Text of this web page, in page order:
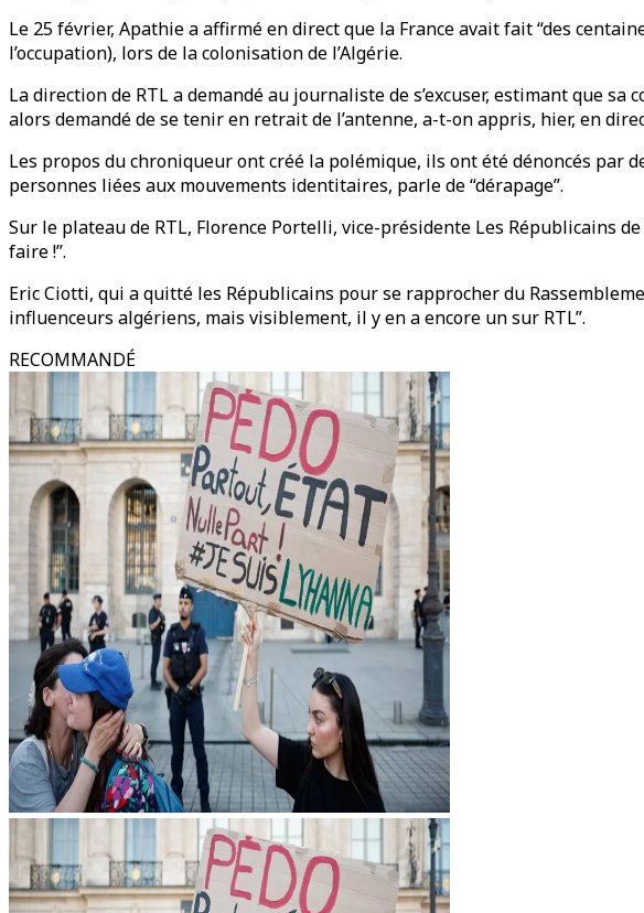
Le 25 février, Apathie a affirmé en direct que la France avait fait “des
l’occupation), lors de la colonisation de l’Algérie.
La direction de RTL a demandé au journaliste de s’excuser, estimant que
alors demandé de se tenir en retrait de l’antenne, a-t-on appris, hier, en
Les propos du chroniqueur ont créé la polémique, ils ont été dénoncés par
personnes liées aux mouvements identitaires, parle de “dérapage”.
Sur le plateau de RTL, Florence Portelli, vice-présidente Les Républicains
faire !”.
Eric Ciotti, qui a quitté les Républicains pour se rapprocher du
influenceurs algériens, mais visiblement, il y en a encore un sur RTL”.
RECOMMANDÉ